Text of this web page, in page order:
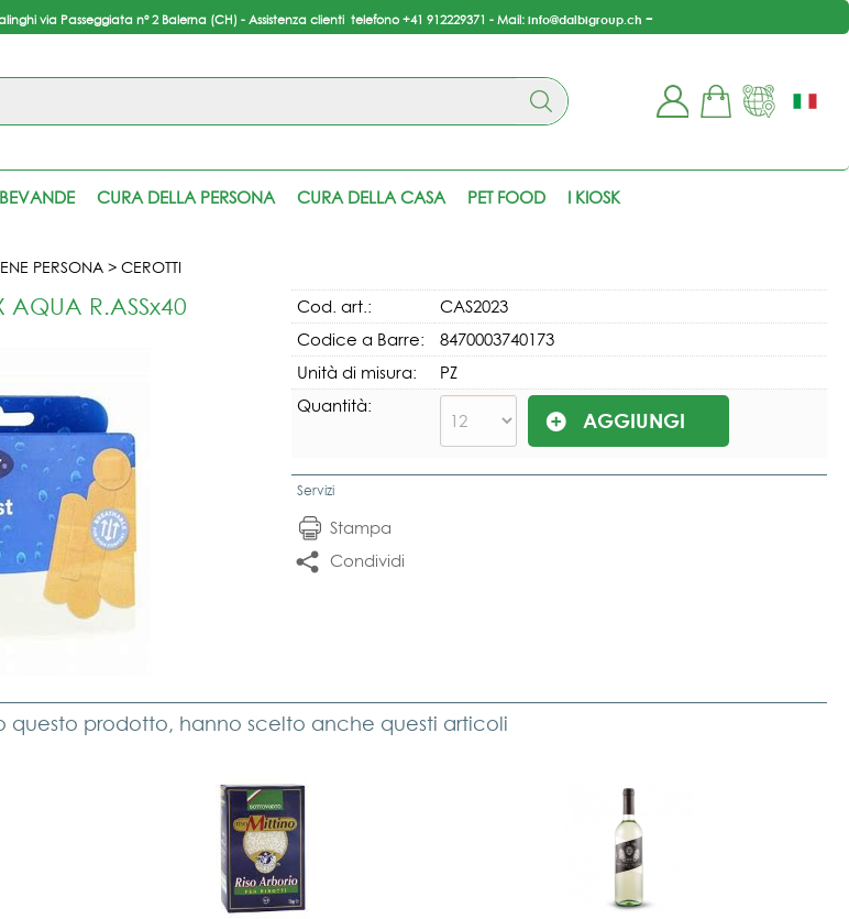
via Passeggiata n° 2 Balerna (CH) - Assistenza clienti telefono +41 912229371 - Mail: info@dalbigroup.ch -
inserisci il nome utente e la
E-mail:
Password:
sul nostro sito clicca sul
BEVANDE CURA DELLA PERSONA CURA DELLA CASA PET FOOD I KIOSK
PERSONA CEROTTI
AQUA R.ASSx40 Cod. art.:
CAS2023
Codice a Barre:
8470003740173
Unità di misura:
PZ
Quantità:
Servizi
Stampa
Condividi
questo prodotto, hanno scelto anche questi articoli